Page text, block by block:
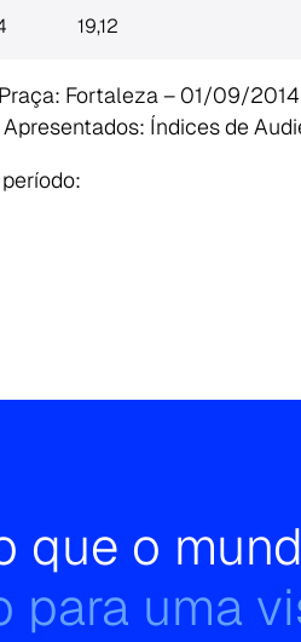
19,12
Fortaleza – 01/09/
Índices de
que o
para uma